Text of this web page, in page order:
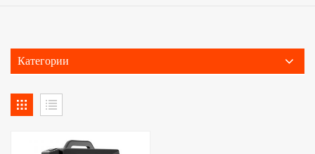
Категории